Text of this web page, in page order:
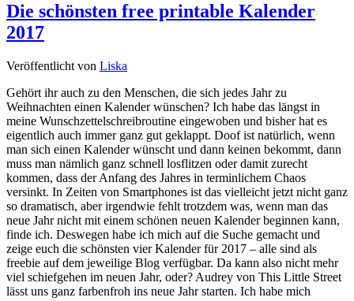
Die schönsten free printable Kalender
2017
Veröffentlicht von Liska
Gehört ihr auch zu den Menschen, die sich jedes Jahr zu
Weihnachten einen Kalender wünschen? Ich habe das längst in
meine Wunschzettelschreibroutine eingewoben und bisher hat es
eigentlich auch immer ganz gut geklappt. Doof ist natürlich, wenn
man sich einen Kalender wünscht und dann keinen bekommt, dann
muss man nämlich ganz schnell losflitzen oder damit zurecht
kommen, dass der Anfang des Jahres in terminlichem Chaos
versinkt. In Zeiten von Smartphones ist das vielleicht jetzt nicht ganz
so dramatisch, aber irgendwie fehlt trotzdem was, wenn man das
neue Jahr nicht mit einem schönen neuen Kalender beginnen kann,
finde ich. Deswegen habe ich mich auf die Suche gemacht und
zeige euch die schönsten vier Kalender für 2017 – alle sind als
freebie auf dem jeweilige Blog verfügbar. Da kann also nicht mehr
viel schiefgehen im neuen Jahr, oder? Audrey von This Little Street
lässt uns ganz farbenfroh ins neue Jahr starten. Ich habe mich